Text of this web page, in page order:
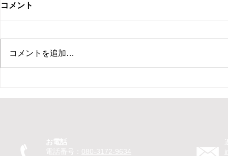
ト ピエロ】保育園イベントで
に
ント マジ
を笑顔に
コメント
コメントを追加…
お電話
電話番号： 080-3172-9634